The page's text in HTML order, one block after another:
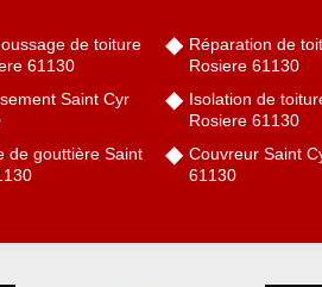
de toiture
61130
Saint Cyr
de gouttière Saint
Réparation de
Rosiere 61130
Isolation de
Rosiere 61130
Couvreur Saint
61130